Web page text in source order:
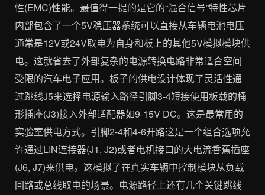
性(EMC)性能。最值得一提的是它的“混合信号”特性芯片
内部包含了一个5V稳压器系统可以直接从车辆电池电压
通常是12V或24V取电为自身和板上的其他5V模拟模块供
电。这就省去了外部复杂的电源转换电路非常适合空间
受限的汽车电子应用。板子的供电设计体现了灵活性通
过跳线J5来选择电源输入路径引脚3-4短接使用板载的桶
形插座(J3)接入外部适配器如9-15V DC。这是最常用的
实验室供电方式。引脚2-4和4-6开路这是一个组合选项允
许通过LIN连接器(J1, J2)或者电机接口的大电流香蕉插座
(J6, J7)来供电。这模拟了在真实车辆中控制模块从负载
回路或总线取电的场景。电源路径上还有几个关键跳线